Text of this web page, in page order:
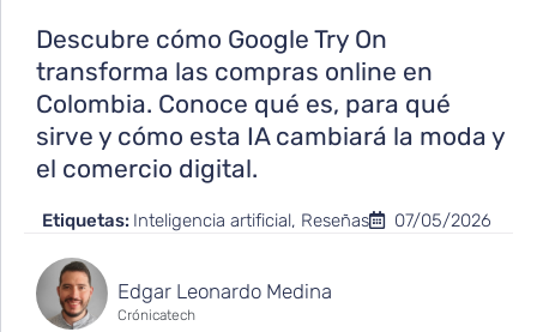
Descubre cómo Google Try On
transforma las compras online en
Colombia. Conoce qué es, para qué
sirve y cómo esta IA cambiará la moda y
el comercio digital.
Etiquetas: Inteligencia artificial, Reseñas 07/05/2026
Edgar Leonardo Medina
Crónicatech